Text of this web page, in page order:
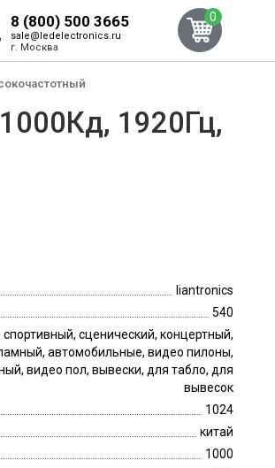
8 (800) 500 3665
sale@ledelectronics.ru
г. Москва
0
1920Гц,
liantronics
540
сценический, концертный,
автомобильные, видео пилоны,
видео пол, вывески, для табло, для
вывесок
1024
китай
1000